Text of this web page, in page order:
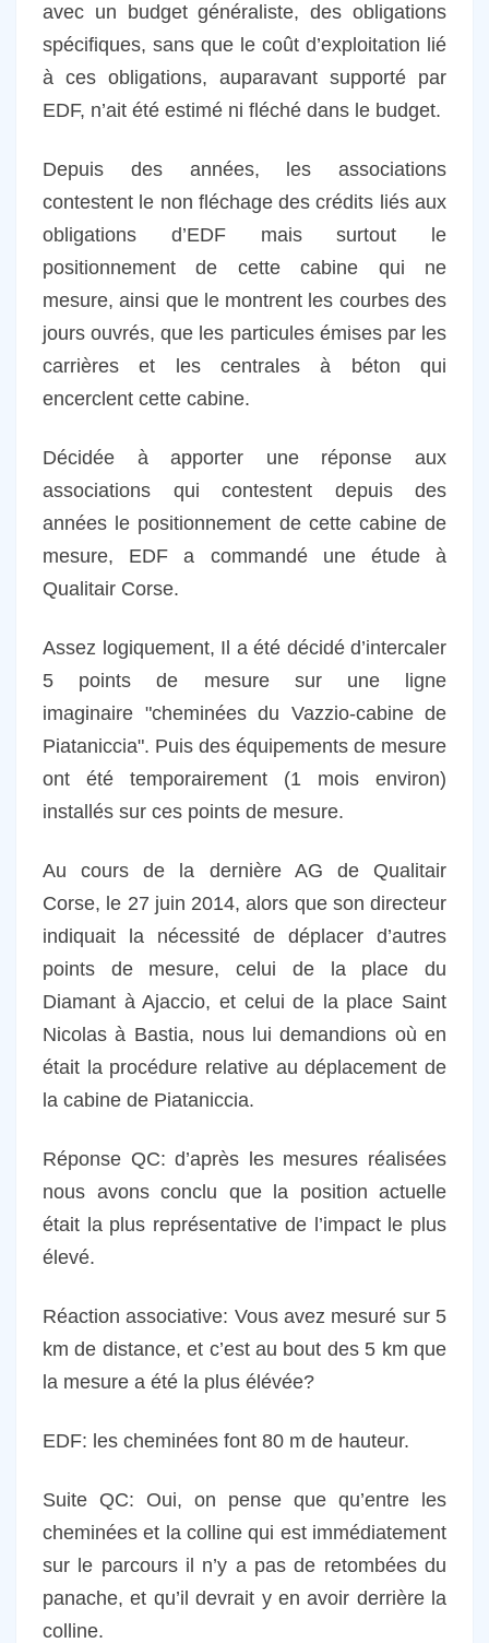
avec un budget généraliste, des obligations
spécifiques, sans que le coût d’exploitation lié
à ces obligations, auparavant supporté par
EDF, n’ait été estimé ni fléché dans le budget.
Depuis des années, les associations
contestent le non fléchage des crédits liés aux
obligations d’EDF mais surtout le
positionnement de cette cabine qui ne
mesure, ainsi que le montrent les courbes des
jours ouvrés, que les particules émises par les
carrières et les centrales à béton qui
encerclent cette cabine.
Décidée à apporter une réponse aux
associations qui contestent depuis des
années le positionnement de cette cabine de
mesure, EDF a commandé une étude à
Qualitair Corse.
Assez logiquement, Il a été décidé d’intercaler
5 points de mesure sur une ligne
imaginaire "cheminées du Vazzio-cabine de
Piataniccia". Puis des équipements de mesure
ont été temporairement (1 mois environ)
installés sur ces points de mesure.
Au cours de la dernière AG de Qualitair
Corse, le 27 juin 2014, alors que son directeur
indiquait la nécessité de déplacer d’autres
points de mesure, celui de la place du
Diamant à Ajaccio, et celui de la place Saint
Nicolas à Bastia, nous lui demandions où en
était la procédure relative au déplacement de
la cabine de Piataniccia.
Réponse QC: d’après les mesures réalisées
nous avons conclu que la position actuelle
était la plus représentative de l’impact le plus
élevé.
Réaction associative: Vous avez mesuré sur 5
km de distance, et c’est au bout des 5 km que
la mesure a été la plus élévée?
EDF: les cheminées font 80 m de hauteur.
Suite QC: Oui, on pense que qu’entre les
cheminées et la colline qui est immédiatement
sur le parcours il n’y a pas de retombées du
panache, et qu’il devrait y en avoir derrière la
colline.